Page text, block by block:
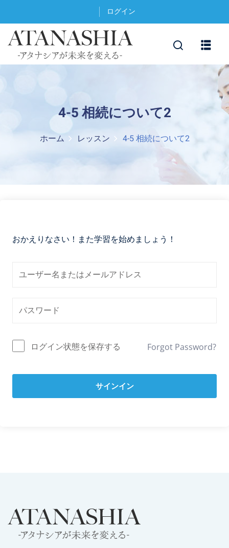
ログイン
4-5 相続について2
ホーム レッスン 4-5 相続について2
おかえりなさい！また学習を始めましょう！
ログイン状態を保存する Forgot Password?
サインイン